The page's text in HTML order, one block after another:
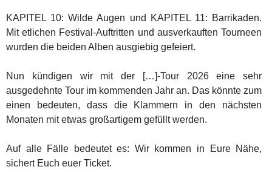
KAPITEL 10: Wilde Augen und KAPITEL 11: Barrikaden.
Mit etlichen Festival-Auftritten und ausverkauften Tourneen
wurden die beiden Alben ausgiebig gefeiert.
Nun kündigen wir mit der […]-Tour 2026 eine sehr
ausgedehnte Tour im kommenden Jahr an. Das könnte zum
einen bedeuten, dass die Klammern in den nächsten
Monaten mit etwas großartigem gefüllt werden.
Auf alle Fälle bedeutet es: Wir kommen in Eure Nähe,
sichert Euch euer Ticket.